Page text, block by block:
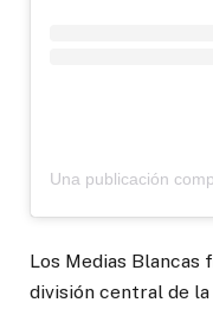
Los Medias Blancas
división central de la